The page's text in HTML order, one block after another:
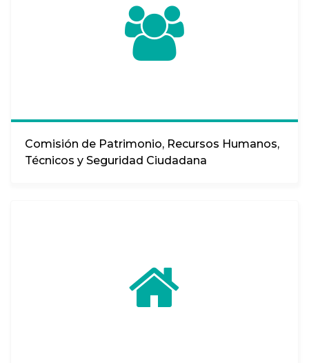
Comisión de Patrimonio, Recursos Humanos,
Técnicos y Seguridad Ciudadana